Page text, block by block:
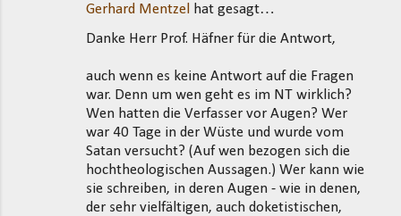
Gerhard Mentzel
hat gesagt…
Danke Herr Prof. Häfner für die Antwort,
auch wenn es keine Antwort auf die Fragen
war. Denn um wen geht es im NT wirklich?
Wen hatten die Verfasser vor Augen? Wer
war 40 Tage in der Wüste und wurde vom
Satan versucht? (Auf wen bezogen sich die
hochtheologischen Aussagen.) Wer kann wie
sie schreiben, in deren Augen - wie in denen,
der sehr vielfältigen, auch doketistischen,